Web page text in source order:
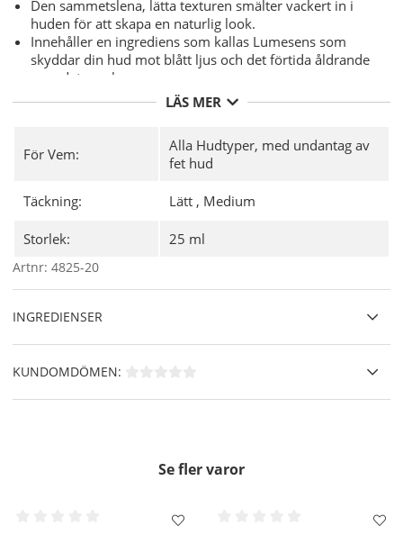
Den sammetslena, lätta texturen smälter vackert in i
huden för att skapa en naturlig look.
Innehåller en ingrediens som kallas Lumesens som
skyddar din hud mot blått ljus och det förtida åldrande
som det orsakar.
Utöver att skydda huden mot effekterna av blått ljus
hjälper Lumesens också till att reparera den och kan
Lämplig för känslig hud,men inte lämplig för fet hud.
Användning
- Applicera direkt på huden, antingen med
fingrarna eller en foundationborste och för att bygga upp en
mer täckande finish kan du använda en makeupsvamp.
LÄS MER
För Vem:
Alla Hudtyper, med undantag av
fet hud
Täckning: Lätt , Medium
Storlek: 25 ml
Artnr: 4825-20
INGREDIENSER
KUNDOMDÖMEN:
Se fler varor